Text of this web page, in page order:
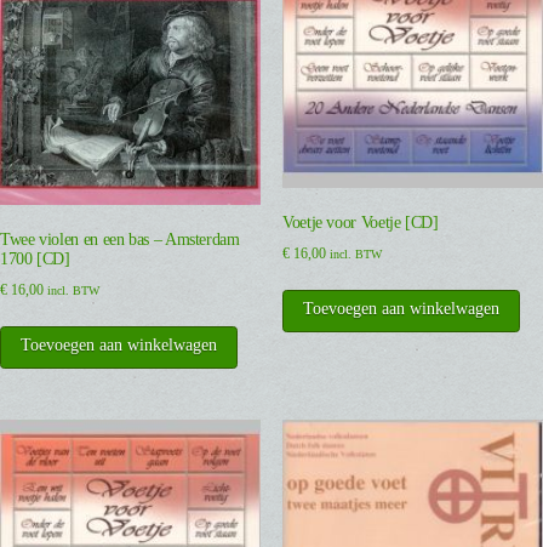
Twee violen en een bas – Amsterdam
1700 [CD]
€ 16,00 incl. BTW
Toevoegen aan winkelwagen
Voetje voor Voetje [CD]
€16,00 incl. BTW
Toevoegen aan winkelwagen